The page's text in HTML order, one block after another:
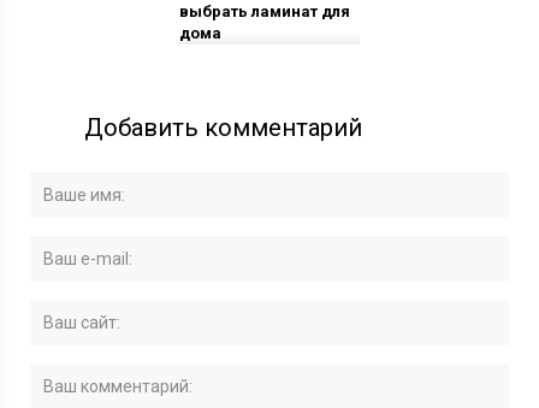
выбрать ламинат для
дома
Добавить комментарий